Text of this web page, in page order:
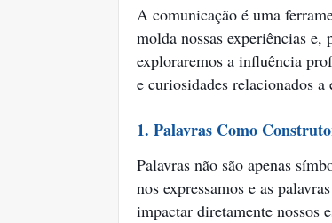
A comunicação é uma
molda nossas experiências e,
exploraremos a influência
e curiosidades relacionados a
1. Palavras Como
Palavras não são apenas
nos expressamos e as
impactar diretamente nossos